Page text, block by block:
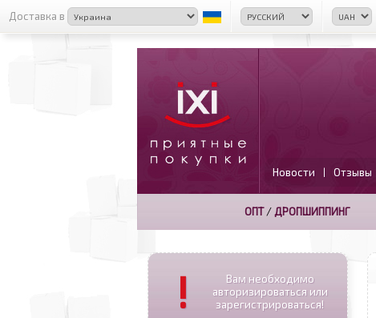
Доставка в
Новости | Отзывы
ОПТ/ ДРОПШИППИНГ
!
Вам необходимо
авторизироваться или
зарегистрироваться!